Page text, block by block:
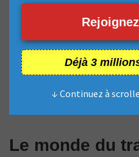
Déjà 3
↓ Continuez à
Le monde du